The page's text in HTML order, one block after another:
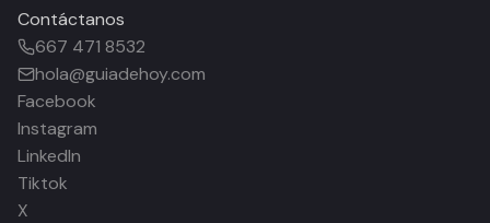
Contáctanos
667 471 8532
hola@guiadehoy.com
Facebook
Instagram
LinkedIn
Tiktok
X